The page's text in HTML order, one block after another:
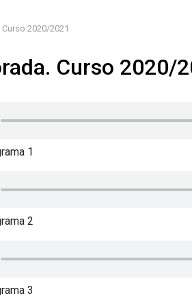
2020/2021
Curso 2020/
1
2
3